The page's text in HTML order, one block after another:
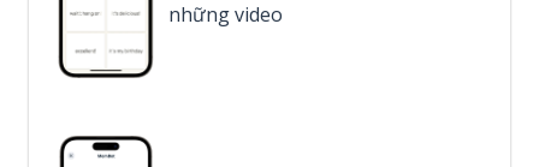
những video